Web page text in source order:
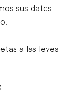
sus datos
a las leyes